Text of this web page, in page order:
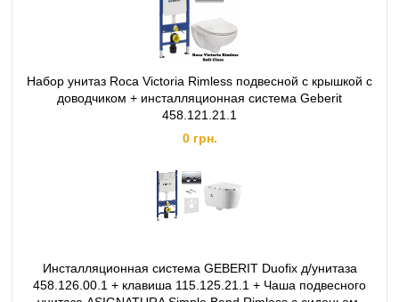
Набор унитаз Roca Victoria Rimless подвесной с крышкой с
доводчиком + инсталляционная система Geberit
458.121.21.1
0 грн.
Инсталляционная система GEBERIT Duofix д/унитаза
458.126.00.1 + клавиша 115.125.21.1 + Чаша подвесного